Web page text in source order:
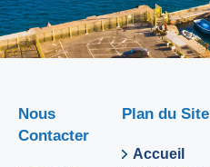
Nous
Contacter
Plan du Site
Accueil